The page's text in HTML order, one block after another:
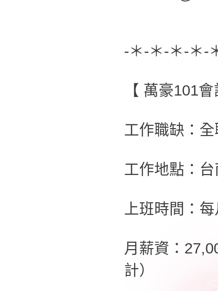
-＊-＊-＊-＊-
【 萬豪101
工作職缺：
工作地點：
上班時間：
月薪資：
計）